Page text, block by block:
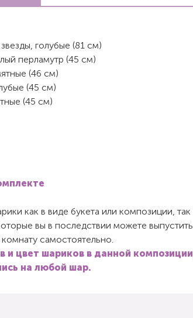
голубые (81 см)
перламутр (45 см)
(46 см)
(45 см)
(45 см)
как в виде букета или композиции, так
вы в последствии можете выпустить
самостоятельно.
и цвет шариков в данной
на любой шар.